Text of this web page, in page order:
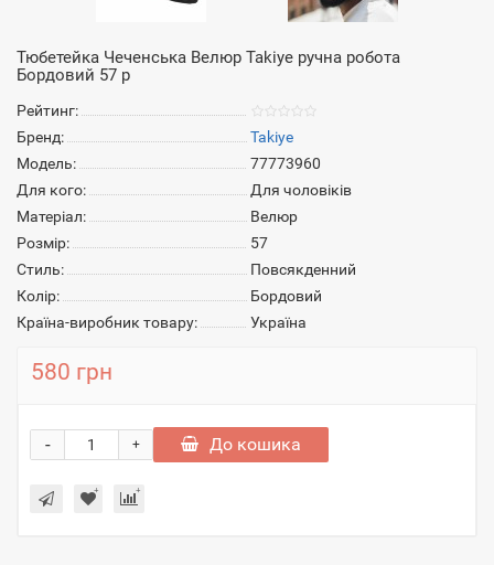
Тюбетейка Чеченська Велюр Takiye ручна робота
Бордовий 57 р
Рейтинг:
Бренд:
Takiye
Модель:
77773960
Для кого:
Для чоловіків
Матеріал:
Велюр
Розмір:
57
Стиль:
Повсякденний
Колір:
Бордовий
Країна-виробник товару:
Україна
580 грн
+
- До кошика